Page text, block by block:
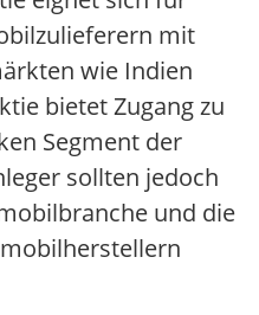
mit
wie Indien
bietet Zugang zu
Segment der
sollten jedoch
und die